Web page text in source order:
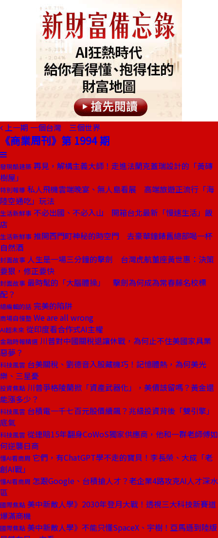
上一期 一個台灣 三個世界
《商業周刊》第 1994 期
發現酷建築 再見，解構主義大師！走進法蘭克蓋瑞設計的「黃磚
樹屋」
特別報導 私人飛機雲端晚宴、無人島看展 高端旅遊正流行「海
陸空通吃」玩法
生活新鮮事 不必出國、不必入山 開箱台北最新「慢速生活」飯
店
生活新鮮事 推開西門町神秘的時空門 去豪華鐘錶舊總部喝一杯
自然酒
封面故事 人生是一場三分鐘的擊劍 台灣虎航董座黃世惠：決策
要狠，修正要快
封面故事 最時髦的「大腦體操」 擊劍為何成為常春藤名校標
配？
總編輯的話 完美的陷阱
商場自慢塾 We are all wrong
AI超未來 從印度看合作式AI主權
金融時報精選 川普對中國關稅退讓休戰，為何止不住美國家具業
惡夢？
科技風雲 台美關稅、劉德音入股藏機巧！記憶體熱，為何美光
樂、三星憂
投資焦點 川普爭格陵蘭掀「資產武器化」，美債該留嗎？黃金還
能漲多少？
科技風雲 台積電一千七百元股價續飆？兆級投資背後「雙引擎」
底氣
科技風雲 從連賠15年翻身CoWoS獨家供應商，他和一群老師傅如
何逆襲日商
懂AI看商周 它們，有ChatGPT學不走的寶貝！李長榮、大成「老
創AI戰」
懂AI看商周 怎跟Google、台積搶人才？老企業4路攻克AI人才深水
區
國際焦點 美中新敵人學》2030年登月大戰！透視三大科技新賽道
爆滿商機
國際焦點 美中新敵人學》不能只懂SpaceX、宇樹！亞馬遜到陸版